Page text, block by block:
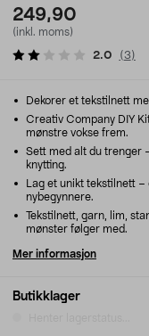
249,90
(inkl. moms)
2.0 (3)
Butikklager
Dekorer et tekstilnett
Creativ Company DIY
mønstre vokse frem.
Sett med alt du trenger
knytting.
Lag et unikt tekstilnett
nybegynnere.
Tekstilnett, garn, lim,
mønster følger med.
Mer informasjon